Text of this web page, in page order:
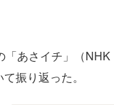
「あさイチ」（
振り返った。